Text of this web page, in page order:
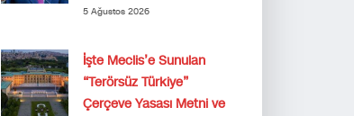
5 Ağustos 2026
İşte Meclis’e Sunulan
“Terörsüz Türkiye”
Çerçeve Yasası Metni ve